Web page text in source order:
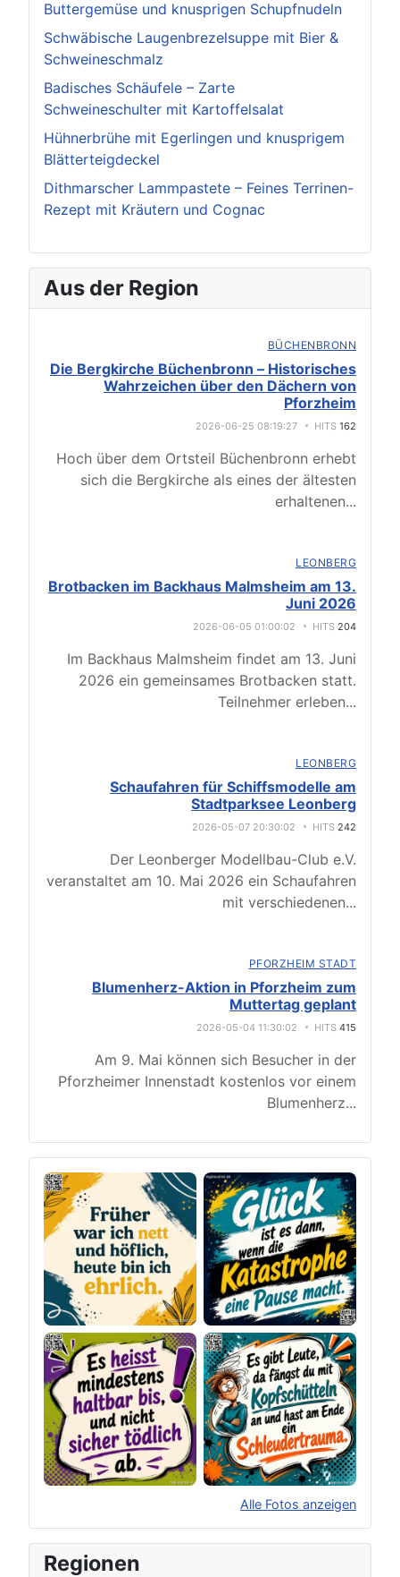
Buttergemüse und knusprigen Schupfnudeln
Schwäbische Laugenbrezelsuppe mit Bier &
Schweineschmalz
Badisches Schäufele – Zarte
Schweineschulter mit Kartoffelsalat
Hühnerbrühe mit Egerlingen und knusprigem
Blätterteigdeckel
Dithmarscher Lammpastete – Feines Terrinen-
Rezept mit Kräutern und Cognac
Aus der Region
BÜCHENBRONN
Die Bergkirche Büchenbronn – Historisches
Wahrzeichen über den Dächern von
Pforzheim
2026-06-25 08:19:27 HITS 162
Hoch über dem Ortsteil Büchenbronn erhebt
sich die Bergkirche als eines der ältesten
erhaltenen...
LEONBERG
Brotbacken im Backhaus Malmsheim am 13.
Juni 2026
2026-06-05 01:00:02 HITS 204
Im Backhaus Malmsheim findet am 13. Juni
2026 ein gemeinsames Brotbacken statt.
Teilnehmer erleben...
LEONBERG
Schaufahren für Schiffsmodelle am
Stadtparksee Leonberg
2026-05-07 20:30:02 HITS 242
Der Leonberger Modellbau-Club e.V.
veranstaltet am 10. Mai 2026 ein Schaufahren
mit verschiedenen...
PFORZHEIM STADT
Blumenherz-Aktion in Pforzheim zum
Muttertag geplant
2026-05-04 11:30:02 HITS 415
Am 9. Mai können sich Besucher in der
Pforzheimer Innenstadt kostenlos vor einem
Blumenherz...
Alle Fotos anzeigen
Original herunterladen
Regionen